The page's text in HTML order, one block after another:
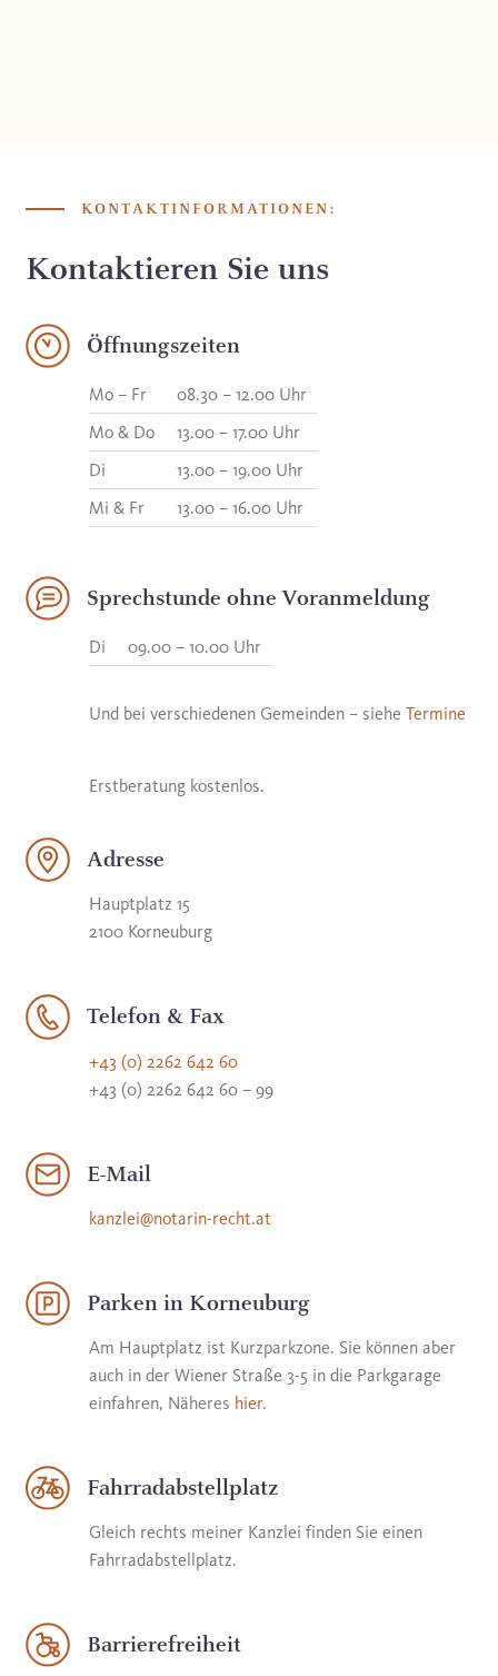
KONTAKTINFORMATIONEN:
Kontaktieren Sie uns
Öffnungszeiten
Mo – Fr
08.30 – 12.00 Uhr
Mo & Do
13.00 – 17.00 Uhr
Di
13.00 – 19.00 Uhr
Mi & Fr
13.00 – 16.00 Uhr
Sprechstunde ohne Voranmeldung
Di 09.00 – 10.00 Uhr
Und bei verschiedenen Gemeinden – siehe Termine
Erstberatung kostenlos.
Adresse
Hauptplatz 15
2100 Korneuburg
Telefon & Fax
+43 (0) 2262 642 60
+43 (0) 2262 642 60 – 99
E-Mail
kanzlei@notarin-recht.at
Parken in Korneuburg
Am Hauptplatz ist Kurzparkzone. Sie können aber
auch in der Wiener Straße 3-5 in die Parkgarage
einfahren, Näheres hier.
Fahrradabstellplatz
Gleich rechts meiner Kanzlei finden Sie einen
Fahrradabstellplatz.
Barrierefreiheit